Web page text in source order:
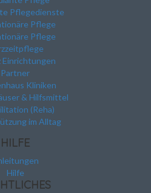
Pflegedienste
Pflege
Pflege
Einrichtungen
Partner
Kliniken
& Hilfsmittel
(Reha)
im Alltag
HILFE
Hilfe